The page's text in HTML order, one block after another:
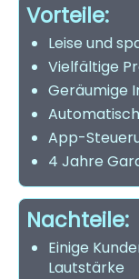
Vorteile:
Leise und
Vielfältige
Geräumige
App-
4 Jahre
Nachteile:
Einige
Lautstärke